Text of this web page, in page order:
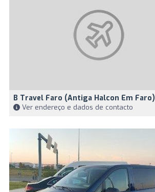
B Travel Faro (antiga Halcon Em Faro)
Ver endereço e dados de contacto